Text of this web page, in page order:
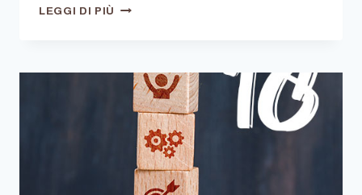
LEGGI DI PIÙ SEGNAPOSTO